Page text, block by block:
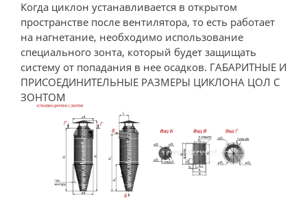
Когда циклон устанавливается в открытом
пространстве после вентилятора, то есть работает
на нагнетание, необходимо использование
специального зонта, который будет защищать
систему от попадания в нее осадков. ГАБАРИТНЫЕ И
ПРИСОЕДИНИТЕЛЬНЫЕ РАЗМЕРЫ ЦИКЛОНА ЦОЛ С
ЗОНТОМ